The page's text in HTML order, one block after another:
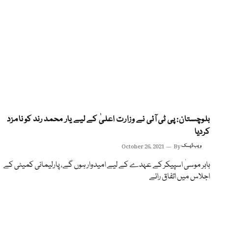
بلوچستان: پی ٹی آئی نے وزارت اعلیٰ کے لیے یار محمد رند کو نامزد
کردیا
October 26, 2021 Byویب ڈیسک
بابر موسیٰ اسپیکر کے عہدے کے لیے امیدوار ہوں گے، پارلیمانی کمیٹی کے
اجلاس میں اتفاق رائے